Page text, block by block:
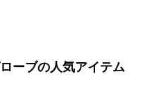
ーブの人気アイテム